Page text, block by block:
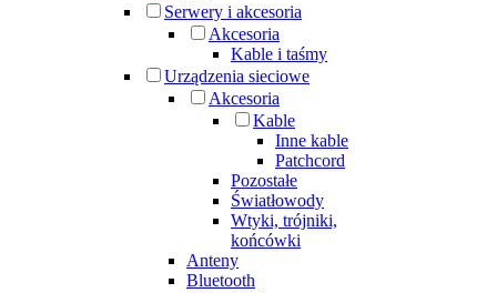
Serwery i akcesoria
Akcesoria
Kable i taśmy
Urządzenia sieciowe
Akcesoria
Kable
Inne kable
Patchcord
Pozostałe
Światłowody
Wtyki, trójniki,
końcówki
Anteny
Bluetooth